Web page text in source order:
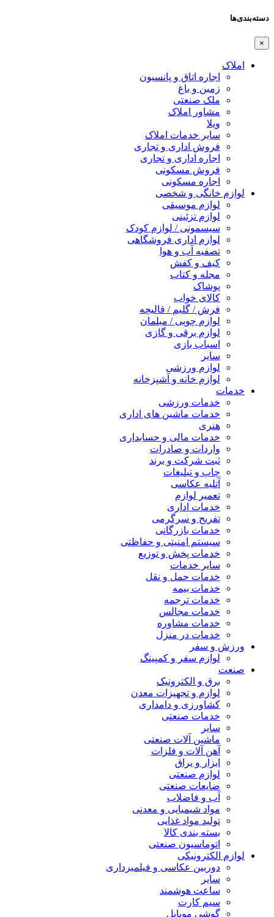
دسته‌بندی‌ها
×
املاک
اجاره اتاق و پانسیون
زمین و باغ
ملک صنعتی
مشاور املاک
ویلا
سایر خدمات املاک
فروش اداری و تجاری
اجاره اداری و تجاری
فروش مسکونی
اجاره مسکونی
لوازم خانگی و شخصی
لوازم موسیقی
لوازم تزئینی
سیسمونی / لوازم کودک
لوازم اداری فروشگاهی
تصفیه آب و هوا
کیف و کفش
مجله و کتاب
پوشاک
کالای خواب
فرش / گلیم / قالیچه
لوازم چوبی / مبلمان
لوازم برقی و گازی
اسباب بازی
سایر
لوازم ورزشی
لوازم خانه و آشپزخانه
خدمات
خدمات ورزشی
خدمات ماشین های اداری
هنری
خدمات مالی و حسابداری
واردات و صادرات
ثبت شرکت و برند
چاپ و تبلیغات
آتلیه عکاسی
تعمیر لوازم
خدمات اداری
تفریح و سرگرمی
خدمات بازرگانی
سیستم امنیتی و حفاظتی
خدمات پخش و توزیع
سایر خدمات
خدمات حمل و نقل
خدمات بیمه
خدمات ترجمه
خدمات مجالس
خدمات مشاوره
خدمات در منزل
ورزش و سفر
لوازم سفر و کمپینگ
صنعت
برق و الکترونیک
لوازم و تجهیزات معدن
کشاورزی و دامداری
خدمات صنعتی
سایر
ماشین آلات صنعتی
آهن آلات و فلزات
ابزار و یراق
لوازم صنعتی
ضایعات صنعتی
آب و فاضلاب
مواد شیمیایی و معدنی
تولید مواد غذایی
بسته بندی کالا
اتوماسیون صنعتی
لوازم الکترونیکی
دوربین عکاسی و فیلمبرداری
سایر
ساعت هوشمند
سیم کارت
گوشی موبایل